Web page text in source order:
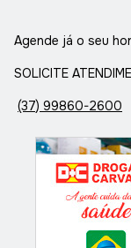
Agende já o seu
SOLICITE
(37) 99860-2600